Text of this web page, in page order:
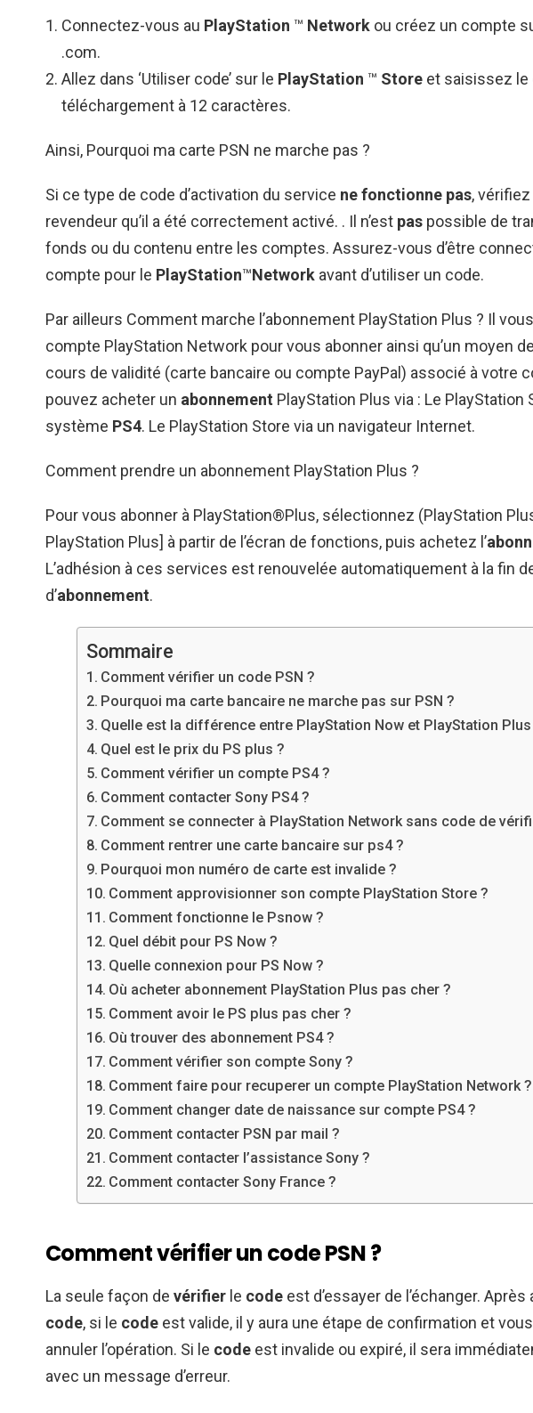
Connectez-vous au PlayStation ™ Network ou créez un compte
.com.
Allez dans ‘Utiliser code’ sur le PlayStation ™ Store et saisissez le
téléchargement à 12 caractères.
Ainsi, Pourquoi ma carte PSN ne marche pas ?
Si ce type de code d’activation du service ne fonctionne pas,
revendeur qu’il a été correctement activé. . Il n’est pas possible de
fonds ou du contenu entre les comptes. Assurez-vous d’être
compte pour le PlayStation™Network avant d’utiliser un code.
Par ailleurs Comment marche l’abonnement PlayStation Plus ? Il
compte PlayStation Network pour vous abonner ainsi qu’un moyen
cours de validité (carte bancaire ou compte PayPal) associé à votre
pouvez acheter un abonnement PlayStation Plus via : Le PlayStation
système PS4. Le PlayStation Store via un navigateur Internet.
Comment prendre un abonnement PlayStation Plus ?
Pour vous abonner à PlayStation®Plus, sélectionnez (PlayStation
PlayStation Plus] à partir de l’écran de fonctions, puis achetez l’
L’adhésion à ces services est renouvelée automatiquement à la fin
d’abonnement.
Sommaire
Comment vérifier un code PSN ?
Pourquoi ma carte bancaire ne marche pas sur PSN ?
Quelle est la différence entre PlayStation Now et PlayStation Plus
Quel est le prix du PS plus ?
Comment vérifier un compte PS4 ?
Comment contacter Sony PS4 ?
Comment se connecter à PlayStation Network sans code de
Comment rentrer une carte bancaire sur ps4 ?
Pourquoi mon numéro de carte est invalide ?
Comment approvisionner son compte PlayStation Store ?
Comment fonctionne le Psnow ?
Quel débit pour PS Now ?
Quelle connexion pour PS Now ?
Où acheter abonnement PlayStation Plus pas cher ?
Comment avoir le PS plus pas cher ?
Où trouver des abonnement PS4 ?
Comment vérifier son compte Sony ?
Comment faire pour recuperer un compte PlayStation Network ?
Comment changer date de naissance sur compte PS4 ?
Comment contacter PSN par mail ?
Comment contacter l’assistance Sony ?
Comment contacter Sony France ?
Comment vérifier un code PSN ?
La seule façon de vérifier le code est d’essayer de l’échanger.
code, si le code est valide, il y aura une étape de confirmation et
annuler l’opération. Si le code est invalide ou expiré, il sera
avec un message d’erreur.